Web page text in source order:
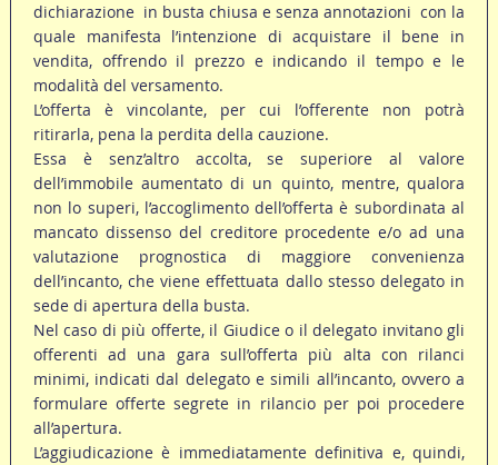
dichiarazione  in busta chiusa e senza annotazioni  con la
quale manifesta l’intenzione di acquistare il bene in
vendita, offrendo il prezzo e indicando il tempo e le
modalità del versamento.
L’offerta è vincolante, per cui l’offerente non potrà
ritirarla, pena la perdita della cauzione.
Essa è senz’altro accolta, se superiore al valore
dell’immobile aumentato di un quinto, mentre, qualora
non lo superi, l’accoglimento dell’offerta è subordinata al
mancato dissenso del creditore procedente e/o ad una
valutazione prognostica di maggiore convenienza
dell’incanto, che viene effettuata dallo stesso delegato in
sede di apertura della busta.
Nel caso di più offerte, il Giudice o il delegato invitano gli
offerenti ad una gara sull’offerta più alta con rilanci
minimi, indicati dal delegato e simili all’incanto, ovvero a
formulare offerte segrete in rilancio per poi procedere
all’apertura.
L’aggiudicazione è immediatamente definitiva e, quindi,